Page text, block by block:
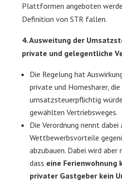
Plattformen angeboten
Definition von STR fallen.
4. Ausweitung der
private und gelegentliche
Die Regelung hat
private und Homesharer,
umsatzsteuerpflichtig
gewählten Vertriebsweges.
Die Verordnung nennt dabei
Wettbewerbsvorteile
abzubauen. Dabei wird
dass eine Ferienwohnung
privater Gastgeber kein